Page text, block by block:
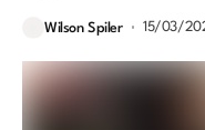
Wilson Spiler 15/03/